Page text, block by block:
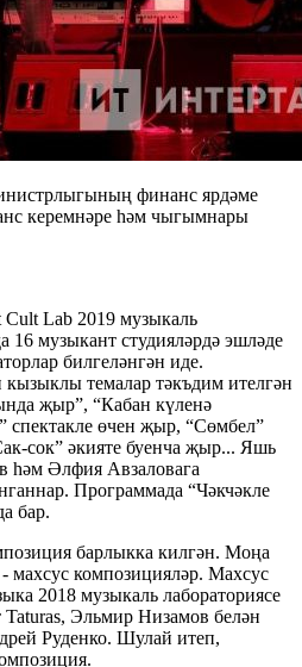
финанс ярдәме
керемнәре һәм чыгымнары
Lab 2019 музыкаль
16 музыкант студияләрдә эшләде
билгеләнгән иде.
темалар тәкъдим ителгән
җыр”, “Кабан күленә
өчен җыр, “Сөмбел”
сок” әкияте буенча җыр... Яшь
Әлфия Авзаловага
Программада “Чәкчәкле
бар.
барлыкка килгән. Моңа
махсус композицияләр. Махсус
2018 музыкаль лабораториясе
Эльмир Низамов белән
Руденко. Шулай итеп,